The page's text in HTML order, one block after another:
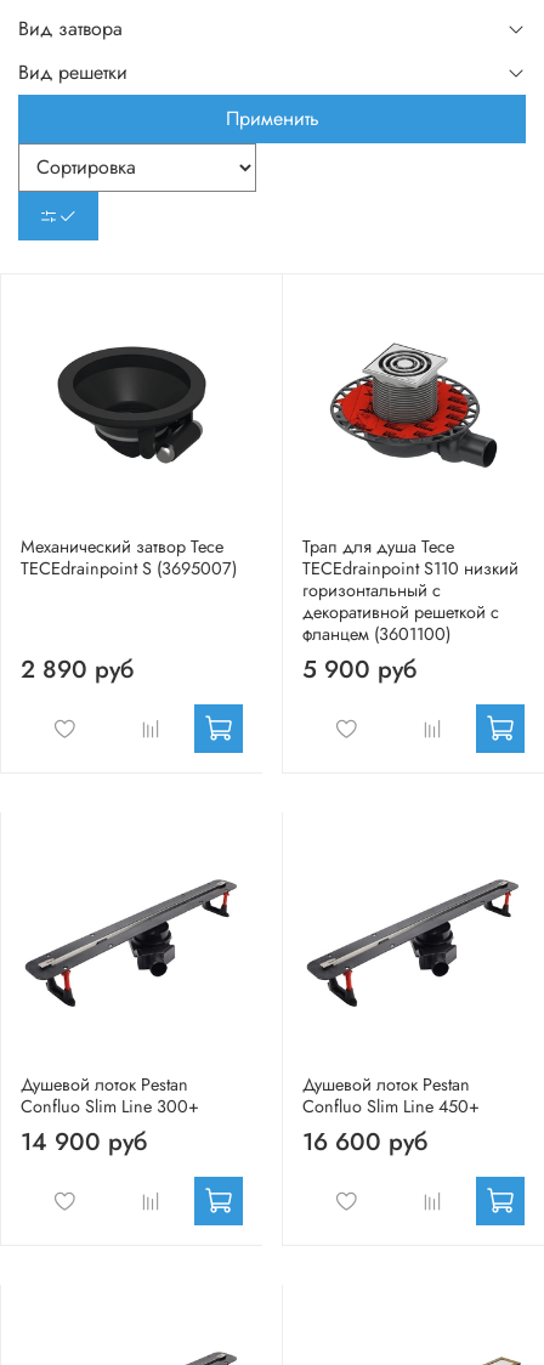
Механический затвор Tece
TECEdrainpoint S (3695007)
2 890 руб
Трап для душа Tece
TECEdrainpoint S110 низкий
горизонтальный с
декоративной решеткой с
фланцем (3601100)
5 900 руб
Душевой лоток Pestan
Confluo Slim Line 300+
14 900 руб
Душевой лоток Pestan
Confluo Slim Line 450+
16 600 руб
Вид затвора
Вид решетки
Применить